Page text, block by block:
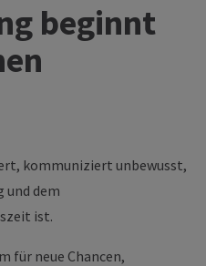
beginnt
kommuniziert unbewusst,
und dem
ist.
für neue Chancen,